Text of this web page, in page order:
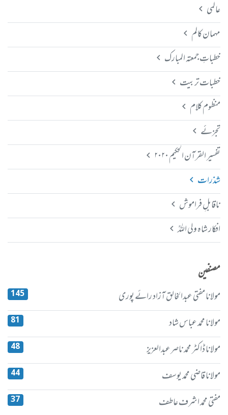
عالمی
مہمان کالم
خطباتِ جمعتہ المبارک
خطبات تربیت
منظوم کلام
تجزئے
تفسیر القرآن الحکیم ۲۰۲۰
شذرات
ناقابلِ فراموش
افکار شاہ ولی اللہؒ
مصنفین
مولانا مفتی عبدالخالق آزاد رائے پوری 145
مولانا محمد عباس شاد 81
مولانا ڈاکٹر محمد ناصرعبدالعزیز 48
مولانا قاضی محمد یوسف 44
مفتی محمد اشرف عاطف 37